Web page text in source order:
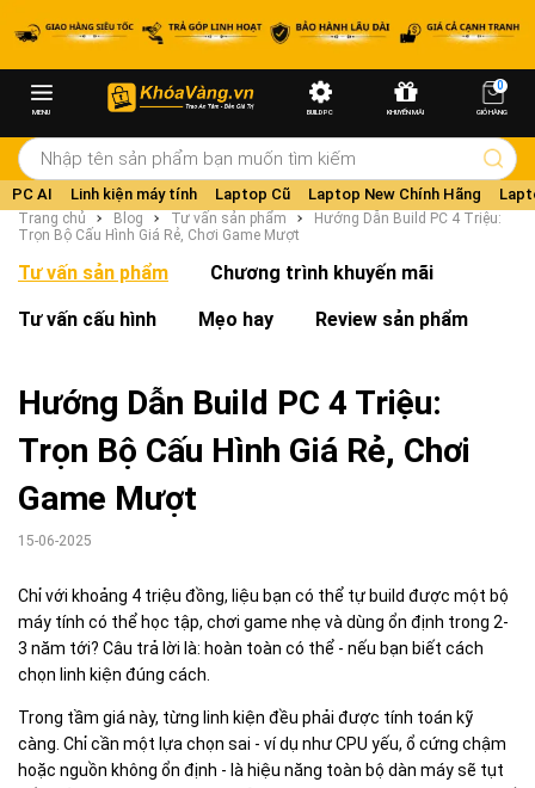
MENU BUILD PC KHUYẾN MÃI
0
GIỎ HÀNG
PC AI Linh kiện máy tính Laptop Cũ Laptop New Chính Hãng
Trang chủ Blog Tư vấn sản phẩm
Hướng Dẫn Build PC 4 Triệu:
Trọn Bộ Cấu Hình Giá Rẻ, Chơi Game Mượt
Tư vấn sản phẩm Chương trình khuyến mãi
Tư vấn cấu hình Mẹo hay Review sản phẩm
Hướng Dẫn Build PC 4 Triệu:
Trọn Bộ Cấu Hình Giá Rẻ, Chơi
Game Mượt
15-06-2025
Chỉ với khoảng 4 triệu đồng, liệu bạn có thể tự build được một bộ
máy tính có thể học tập, chơi game nhẹ và dùng ổn định trong 2-
3 năm tới? Câu trả lời là: hoàn toàn có thể - nếu bạn biết cách
chọn linh kiện đúng cách.
Trong tầm giá này, từng linh kiện đều phải được tính toán kỹ
càng. Chỉ cần một lựa chọn sai - ví dụ như CPU yếu, ổ cứng chậm
hoặc nguồn không ổn định - là hiệu năng toàn bộ dàn máy sẽ tụt